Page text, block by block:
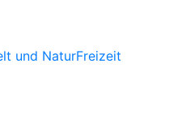
und NaturFreizeit